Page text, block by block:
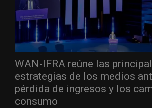
WAN-IFRA reúne las
estrategias de los medios
pérdida de ingresos y los
consumo